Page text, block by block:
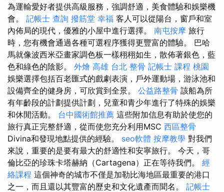
為運輸愛好者提供高級服務，強調舒適，美食體驗和娛樂機
會。 記帳士 查詢 撥筋堂 幸福 客人可以從陽台，窗戶和室
內佈局的現代，優雅的小屋中進行選擇。 南屯按摩 旅行
時，您有機會通過各種可選程序獲得更豐富的體驗。 巴哈
馬就像波西米亞畫家調色板一樣栩栩如生，散佈著銀色，藍
色和綠色的陰影。 外燴 高雄 台北 整骨 記帳士 課程 桃園
娛樂選擇包括百老匯式的戲劇表演，戶外運動場，游泳池和
設備齊全的健身房，可欣賞到全景。 公益路整骨 該船為所
有年齡段的計劃提供計劃，兒童和青少年進行了特殊的娛樂
和休閒活動。 台中國術館推薦 這些附加信息有助於使您的
旅行真正完整舒適，從而使您充分利用MSC 西區整骨
Divina和發現地點提供的經驗。 seo軟體 按摩教學 對我們
來說，重要的是要有最大的舒適性和安寧旅行。 今天，哥
倫比亞的珍珠卡塔赫納（Cartagena）正在等待我們。 經
絡課程 這個神奇的城市不僅是加勒比海地區最重要的港口
之一，而且還以其豐富的歷史和文化遺產而聞名。 記帳士